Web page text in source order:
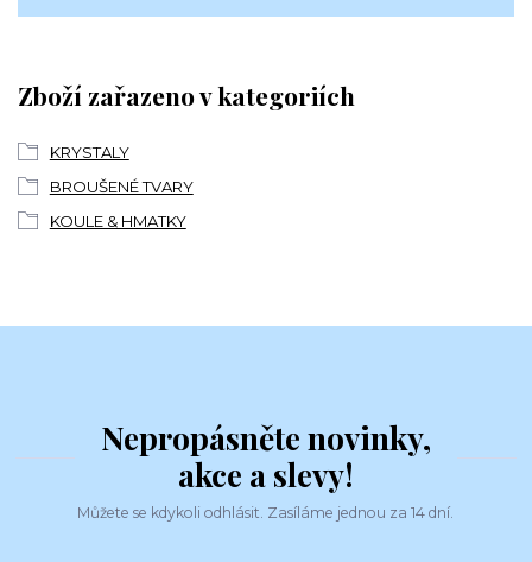
Zboží zařazeno v kategoriích
KRYSTALY
BROUŠENÉ TVARY
KOULE & HMATKY
Nepropásněte novinky,
akce a slevy!
Můžete se kdykoli odhlásit. Zasíláme jednou za 14 dní.